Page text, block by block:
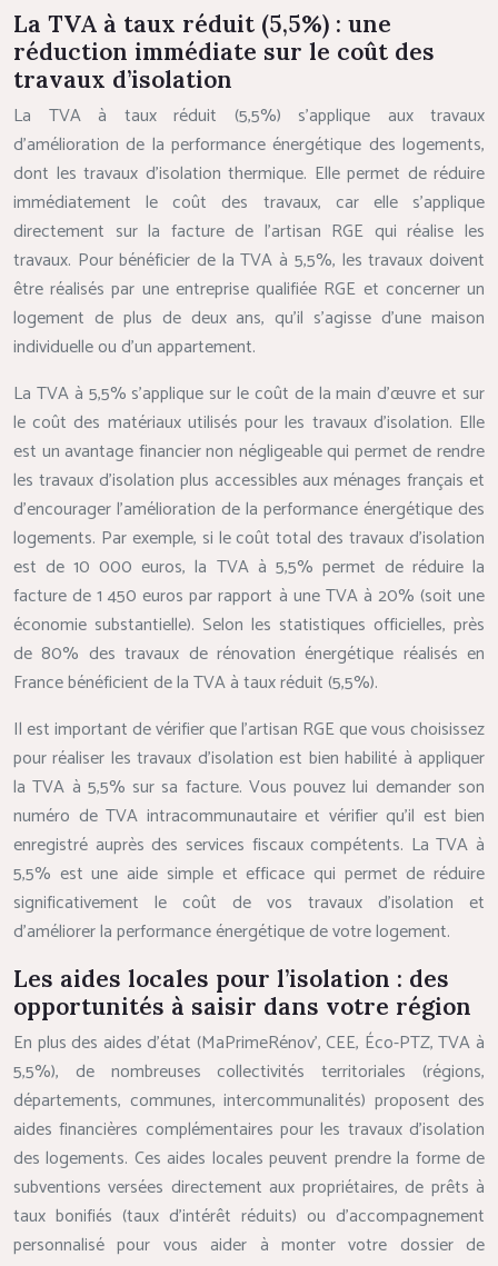
La TVA à taux réduit (5,5%) : une
réduction immédiate sur le coût des
travaux d’isolation
La TVA à taux réduit (5,5%) s’applique aux travaux
d’amélioration de la performance énergétique des logements,
dont les travaux d’isolation thermique. Elle permet de réduire
immédiatement le coût des travaux, car elle s’applique
directement sur la facture de l’artisan RGE qui réalise les
travaux. Pour bénéficier de la TVA à 5,5%, les travaux doivent
être réalisés par une entreprise qualifiée RGE et concerner un
logement de plus de deux ans, qu’il s’agisse d’une maison
individuelle ou d’un appartement.
La TVA à 5,5% s’applique sur le coût de la main d’œuvre et sur
le coût des matériaux utilisés pour les travaux d’isolation. Elle
est un avantage financier non négligeable qui permet de rendre
les travaux d’isolation plus accessibles aux ménages français et
d’encourager l’amélioration de la performance énergétique des
logements. Par exemple, si le coût total des travaux d’isolation
est de 10 000 euros, la TVA à 5,5% permet de réduire la
facture de 1 450 euros par rapport à une TVA à 20% (soit une
économie substantielle). Selon les statistiques officielles, près
de 80% des travaux de rénovation énergétique réalisés en
France bénéficient de la TVA à taux réduit (5,5%).
Il est important de vérifier que l’artisan RGE que vous choisissez
pour réaliser les travaux d’isolation est bien habilité à appliquer
la TVA à 5,5% sur sa facture. Vous pouvez lui demander son
numéro de TVA intracommunautaire et vérifier qu’il est bien
enregistré auprès des services fiscaux compétents. La TVA à
5,5% est une aide simple et efficace qui permet de réduire
significativement le coût de vos travaux d’isolation et
d’améliorer la performance énergétique de votre logement.
Les aides locales pour l’isolation : des
opportunités à saisir dans votre région
En plus des aides d’état (MaPrimeRénov’, CEE, Éco-PTZ, TVA à
5,5%), de nombreuses collectivités territoriales (régions,
départements, communes, intercommunalités) proposent des
aides financières complémentaires pour les travaux d’isolation
des logements. Ces aides locales peuvent prendre la forme de
subventions versées directement aux propriétaires, de prêts à
taux bonifiés (taux d’intérêt réduits) ou d’accompagnement
personnalisé pour vous aider à monter votre dossier de